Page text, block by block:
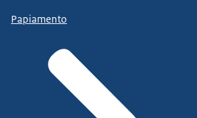
Papiamento